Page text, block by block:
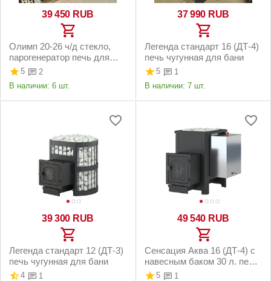
39 450 RUB
Олимп 20-26 ч/д стекло,
парогенератор печь для
бани
5
2
В наличии: 6 шт.
37 990 RUB
Легенда стандарт 16 (ДТ-4)
печь чугунная для бани
5
1
В наличии: 7 шт.
39 300 RUB
Легенда стандарт 12 (ДТ-3)
печь чугунная для бани
4
1
49 540 RUB
Сенсация Аква 16 (ДТ-4) с
навесным баком 30 л. печь
чугунная для бани
5
1